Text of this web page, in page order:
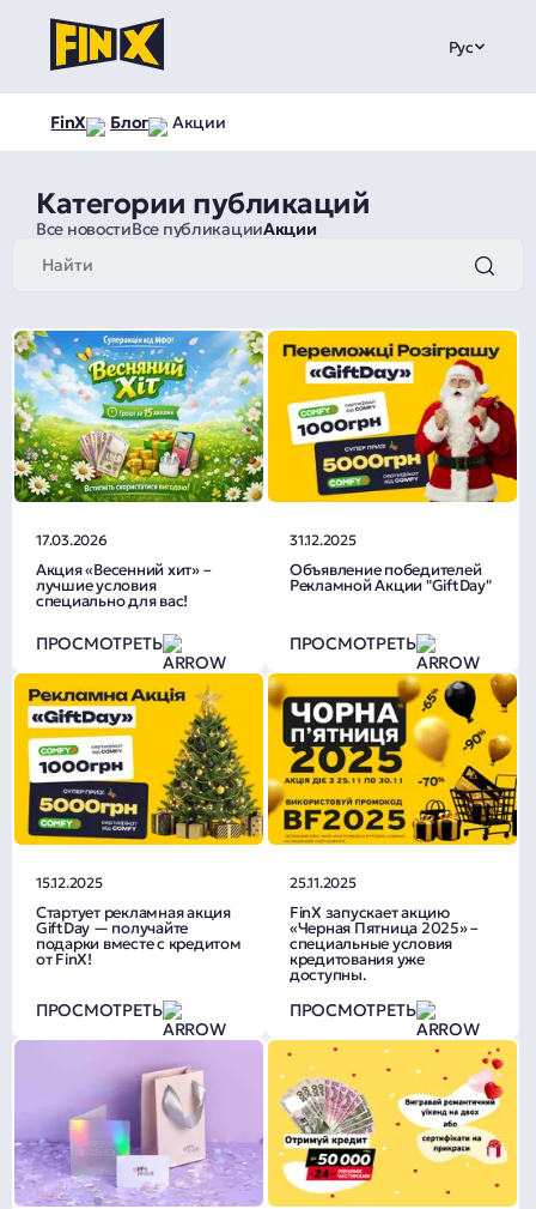
Рус
FinX Блог Акции
Категории публикаций
Все новостиВсе публикацииАкции
17.03.2026
Акция «Весенний хит» –
лучшие условия
специально для вас!
ПРОСМОТРЕТЬ
31.12.2025
Объявление победителей
Рекламной Акции "GiftDay"
ПРОСМОТРЕТЬ
15.12.2025
Стартует рекламная акция
GiftDay — получайте
подарки вместе с кредитом
от FinX!
ПРОСМОТРЕТЬ
25.11.2025
FinX запускает акцию
«Черная Пятница 2025» –
специальные условия
кредитования уже
доступны.
ПРОСМОТРЕТЬ